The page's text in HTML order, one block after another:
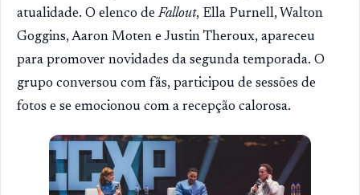
atualidade. O elenco deFallout, Ella Purnell, Walton
Goggins, Aaron Moten e Justin Theroux, apareceu
para promover novidades da segunda temporada. O
grupo conversou com fãs, participou de sessões de
fotos e se emocionou com a recepção calorosa.